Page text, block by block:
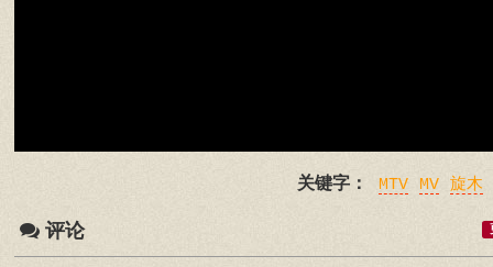
关键字： MTV MV 旋木
评论